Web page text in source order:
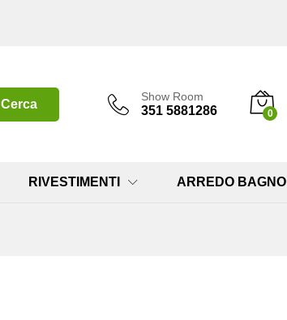
Cerca
Show Room
351 5881286 0
RIVESTIMENTI ARREDO BAGNO